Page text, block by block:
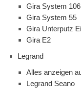
Gira System 106
Gira System 55
Gira Unterputz
Gira E2
Legrand
Alles anzeigen
Legrand Seano